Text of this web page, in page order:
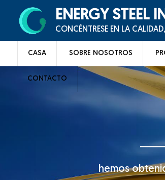
ENERGY STEEL
CONCÉNTRESE EN LA
CASA SOBRE NOSOTROS
CONTACTO
hemos